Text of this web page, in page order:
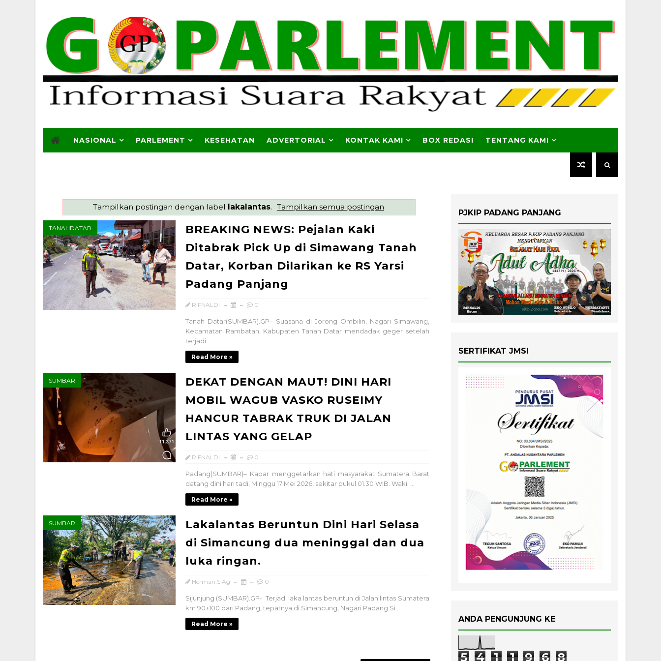
NASIONAL PARLEMENT KESEHATAN ADVERTORIAL KONTAK KAMI BOX REDASI TENTANG KAMI
Tampilkan postingan dengan label lakalantas. Tampilkan semua postingan
TANAHDATAR
BREAKING NEWS: Pejalan Kaki
Ditabrak Pick Up di Simawang Tanah
Datar, Korban Dilarikan ke RS Yarsi
Padang Panjang
RIFNALDI 0
Tanah Datar(SUMBAR).GP– Suasana di Jorong Ombilin, Nagari Simawang,
Kecamatan Rambatan, Kabupaten Tanah Datar mendadak geger setelah
terjadi...
Read More »
SUMBAR
DEKAT DENGAN MAUT! DINI HARI
MOBIL WAGUB VASKO RUSEIMY
HANCUR TABRAK TRUK DI JALAN
LINTAS YANG GELAP
RIFNALDI 0
Padang(SUMBAR)– Kabar menggetarkan hati masyarakat Sumatera Barat
datang dini hari tadi, Minggu 17 Mei 2026, sekitar pukul 01.30 WIB. Wakil ...
Read More »
SUMBAR
Lakalantas Beruntun Dini Hari Selasa
di Simancung dua meninggal dan dua
luka ringan.
Herman,S.Ag 0
Sijunjung (SUMBAR).GP- Terjadi laka lantas beruntun di Jalan lintas Sumatera
km 90+100 dari Padang, tepatnya di Simancung, Nagari Padang Si...
Read More »
PJKIP PADANG PANJANG
SERTIFIKAT JMSI
ANDA PENGUNJUNG KE
5 4 1 1 9 6 8